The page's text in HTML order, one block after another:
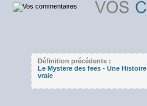
Définition précédente :
Le Mystere des fees - Une Histoire
vraie